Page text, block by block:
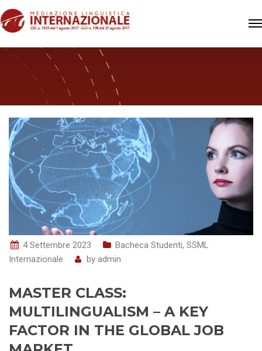
4 Settembre 2023 Bacheca Studenti, SSML
Internazionale
by admin
MASTER CLASS:
MULTILINGUALISM – A KEY
FACTOR IN THE GLOBAL JOB